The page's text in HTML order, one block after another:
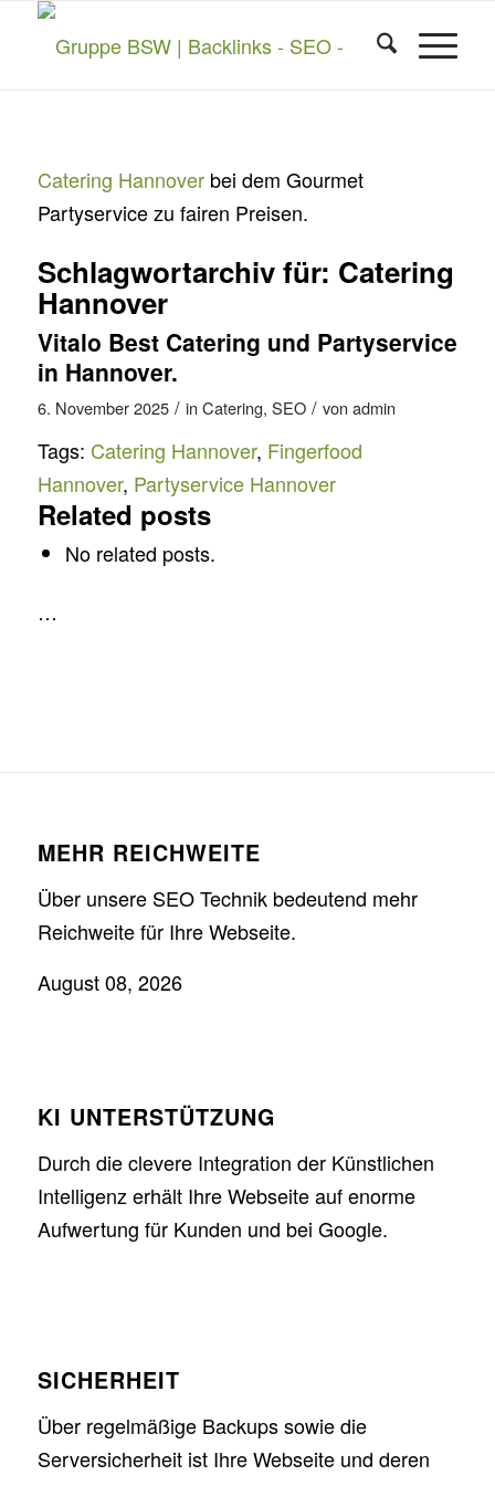
Catering Hannoverbei dem Gourmet
Partyservice zu fairen Preisen.
Schlagwortarchiv für: Catering
Hannover
Vitalo Best Catering und Partyservice
in Hannover.
6. November 2025 / in Catering, SEO / von admin
Tags: Catering Hannover, Fingerfood
Hannover, Partyservice Hannover
Related posts
No related posts.
…
MEHR REICHWEITE
Über unsere SEO Technik bedeutend mehr
Reichweite für Ihre Webseite.
August 08, 2026
KI UNTERSTÜTZUNG
Durch die clevere Integration der Künstlichen
Intelligenz erhält Ihre Webseite auf enorme
Aufwertung für Kunden und bei Google.
SICHERHEIT
Über regelmäßige Backups sowie die
Serversicherheit ist Ihre Webseite und deren